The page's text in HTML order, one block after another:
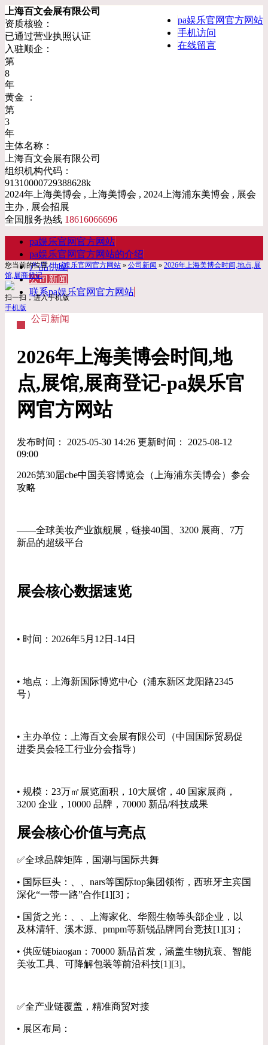
pa娱乐官网官方网站
手机访问
在线留言
上海百文会展有限公司
资质核验：
已通过营业执照认证
入驻顺企：
第
8
年
黄金 ：
第
3
年
主体名称：
上海百文会展有限公司
组织机构代码：
91310000729388628k
2024年上海美博会 , 上海美博会 , 2024上海浦东美博会 , 展会
主办 , 展会招展
全国服务热线 18616066696
pa娱乐官网官方网站
pa娱乐官网官方网站的介绍
产品供应
公司新闻
联系pa娱乐官网官方网站
您当前的位置：pa娱乐官网官方网站 » 公司新闻 » 2026年上海美博会时间,地点,展
馆,展商登记
扫一扫，进入手机版
手机版
公司新闻
2026年上海美博会时间,地
点,展馆,展商登记-pa娱乐官
网官方网站
发布时间： 2025-05-30 14:26 更新时间： 2025-08-12
09:00
2026第30届cbe中国美容博览会（上海浦东美博会）参会
攻略
——全球美妆产业旗舰展，链接40国、3200 展商、7万
新品的超级平台
展会核心数据速览
• 时间：2026年5月12日-14日
• 地点：上海新国际博览中心（浦东新区龙阳路2345
号）
• 主办单位：上海百文会展有限公司（中国国际贸易促
进委员会轻工行业分会指导）
• 规模：23万㎡展览面积，10大展馆，40 国家展商，
3200 企业，10000 品牌，70000 新品/科技成果
展会核心价值与亮点
✅全球品牌矩阵，国潮与国际共舞
• 国际巨头：、、nars等国际top集团领衔，西班牙主宾国
深化“一带一路”合作[1][3]；
• 国货之光：、、上海家化、华熙生物等头部企业，以
及林清轩、溪木源、pmpm等新锐品牌同台竞技[1][3]；
• 供应链biaogan：70000 新品首发，涵盖生物抗衰、智能
美妆工具、可降解包装等前沿科技[1][3]。
✅全产业链覆盖，精准商贸对接
• 展区布局：